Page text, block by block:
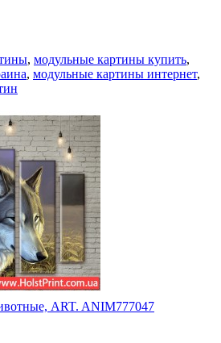
, модульные картины купить,
, модульные картины интернет,
ART. ANIM777047